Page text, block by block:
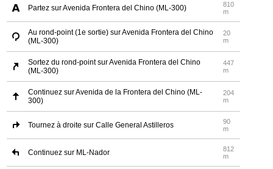
Partez sur Avenida Frontera del Chino (ML-300)
810
m
Au rond-point (1e sortie) sur Avenida Frontera del Chino
(ML-300)
20
m
Sortez du rond-point sur Avenida Frontera del Chino
(ML-300)
447
m
Continuez sur Avenida de la Frontera del Chino (ML-
300)
204
m
Tournez à droite sur Calle General Astilleros
90
m
Continuez sur ML-Nador
812
m